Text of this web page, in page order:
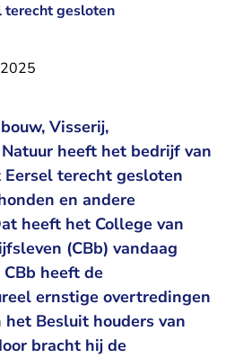
terecht gesloten
Visserij,
heeft het bedrijf van
terecht gesloten
en andere
heeft het College van
(CBb) vandaag
heeft de
ernstige overtredingen
Besluit houders van
bracht hij de